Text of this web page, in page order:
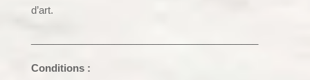
d’art.
Conditions :